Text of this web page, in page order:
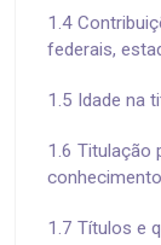
1.4
federais,
1.5 Idade na
1.6 Titulação
conhecimento
1.7 Títulos e